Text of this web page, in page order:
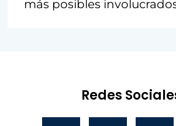
más posibles
Redes